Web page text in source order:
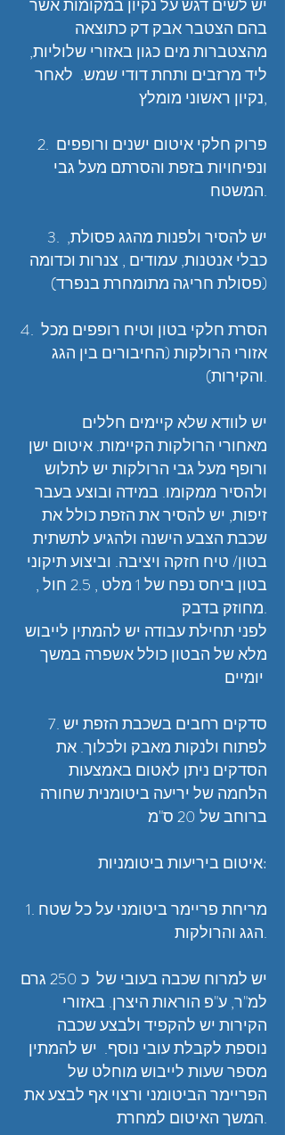
יש לשים דגש על נקיון במקומות אשר
בהם הצטבר אבק דק כתוצאה
מהצטברות מים כגון באזורי שלוליות,
ליד מרזבים ותחת דודי שמש. לאחר
נקיון ראשוני מומלץ,
2. פרוק חלקי איטום ישנים ורופפים
ונפיחויות בזפת והסרתם מעל גבי
המשטח.
3. יש להסיר ולפנות מהגג פסולת,
כבלי אנטנות, עמודים , צנרות וכדומה
(פסולת חריגה מתומחרת בנפרד)
4. הסרת חלקי בטון וטיח רופפים מכל
אזורי הרולקות (החיבורים בין הגג
והקירות).
יש לוודא שלא קיימים חללים
מאחורי הרולקות הקיימות. איטום ישן
ורופף מעל גבי הרולקות יש לתלוש
ולהסיר ממקומו. במידה ובוצע בעבר
זיפות, יש להסיר את הזפת כולל את
שכבת הצבע הישנה ולהגיע לתשתית
בטון/ טיח חזקה ויציבה. וביצוע תיקוני
בטון ביחס נפח של 1 מלט , 2.5 חול ,
מחוזק בדבק.
מלא של הבטון כולל אשפרה במשך
7. סדקים רחבים בשכבת הזפת יש
לפתוח ולנקות מאבק ולכלוך. את
הסדקים ניתן לאטום באמצעות
הלחמה של יריעה ביטומנית שחורה
ברוחב של 20 ס"מ
איטום ביריעות ביטומניות:
1. מריחת פריימר ביטומני על כל שטח
הגג והרולקות.
יש למרוח שכבה בעובי של כ 250 גרם
למ"ר, ע"פ הוראות היצרן. באזורי
הקירות יש להקפיד ולבצע שכבה
נוספת לקבלת עובי נוסף. יש להמתין
מספר שעות לייבוש מוחלט של
הפריימר הביטומני ורצוי אף לבצע את
המשך האיטום למחרת.